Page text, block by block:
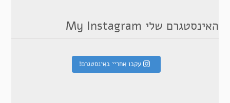
האינסטגרם שלי My Instagram
עקבו אחריי באינסטגרם!